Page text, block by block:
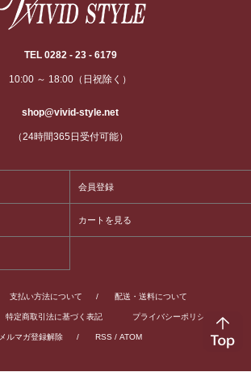
TEL 0282 - 23 - 6179
10:00 ～ 18:00（日祝除く）
shop@vivid-style.net
（24時間365日受付可能）
会員登録
カートを見る
支払い方法について / 配送・送料について
特定商取引法に基づく表記 プライバシーポリシー
メルマガ登録解除 / RSS / ATOM